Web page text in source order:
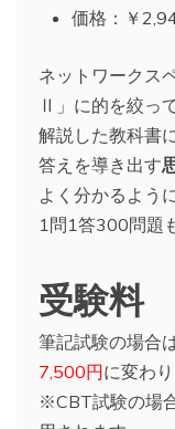
価格：￥
ネットワークス
Ⅱ」に的を絞っ
解説した教科書
答えを導き出す
よく分かるよう
1問1答300問題
受験料
筆記試験の場合
7,500円に変わり
※CBT試験の場